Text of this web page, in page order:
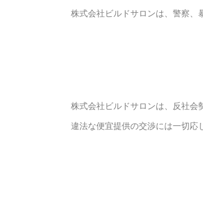
株式会社ビルドサロンは、警察、
株式会社ビルドサロンは、反社会
違法な便宜提供の交渉には一切応